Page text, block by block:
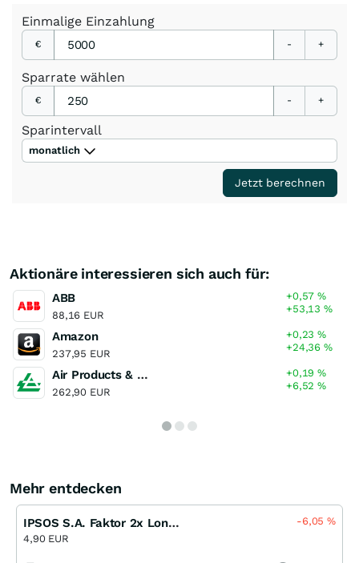
Einmalige Einzahlung
€ - +
Sparrate wählen
€ - +
Sparintervall
monatlich
Jetzt berechnen
Aktionäre interessieren sich auch für:
ABB
88,16 EUR
+0,57%
+53,13%
Amazon
237,95 EUR
+0,23%
+24,36%
Air Products & Chemicals
262,90 EUR
+0,19%
+6,52%
Mehr entdecken
IPSOS S.A. Faktor 2x Long Open End (MS)
4,90 EUR
-6,05%